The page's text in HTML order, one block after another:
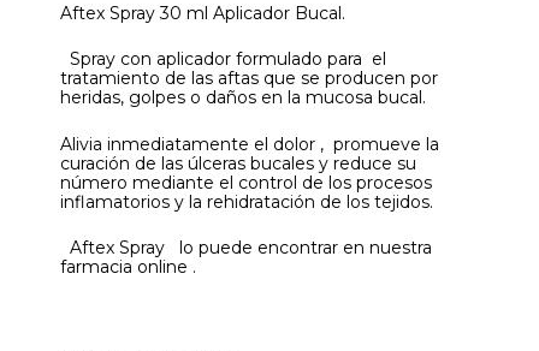
Aftex Spray 30 ml Aplicador Bucal.
Spray con aplicador formulado para el
tratamiento de las aftas que se producen por
heridas, golpes o daños en la mucosa bucal.
Alivia inmediatamente el dolor , promueve la
curación de las úlceras bucales y reduce su
número mediante el control de los procesos
inflamatorios y la rehidratación de los tejidos.
Aftex Spray lo puede encontrar en nuestra
farmacia online .